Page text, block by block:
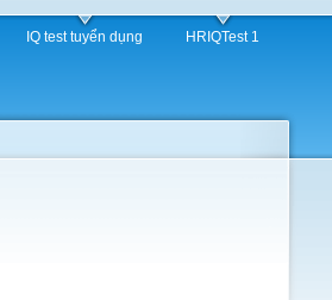
IQ test tuyển dụng HRIQTest 1